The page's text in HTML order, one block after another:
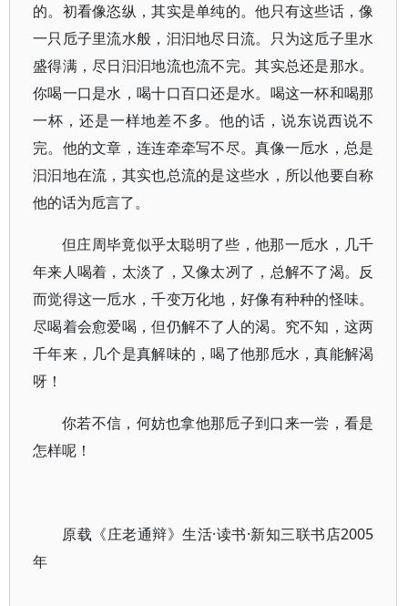
的。初看像恣纵，其实是单纯的。他只有这些话，像
一只卮子里流水般，汩汩地尽日流。只为这卮子里水
盛得满，尽日汩汩地流也流不完。其实总还是那水。
你喝一口是水，喝十口百口还是水。喝这一杯和喝那
一杯，还是一样地差不多。他的话，说东说西说不
完。他的文章，连连牵牵写不尽。真像一卮水，总是
汩汩地在流，其实也总流的是这些水，所以他要自称
他的话为卮言了。
但庄周毕竟似乎太聪明了些，他那一卮水，几千
年来人喝着，太淡了，又像太冽了，总解不了渴。反
而觉得这一卮水，千变万化地，好像有种种的怪味。
尽喝着会愈爱喝，但仍解不了人的渴。究不知，这两
千年来，几个是真解味的，喝了他那卮水，真能解渴
呀！
你若不信，何妨也拿他那卮子到口来一尝，看是
怎样呢！
原载《庄老通辩》生活·读书·新知三联书店2005
年